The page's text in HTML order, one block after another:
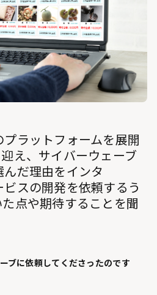
ラットフォームを展開
え、サイバーウェーブ
だ理由をインタ
スの開発を依頼するう
点や期待することを聞
ブに依頼してくださったのです